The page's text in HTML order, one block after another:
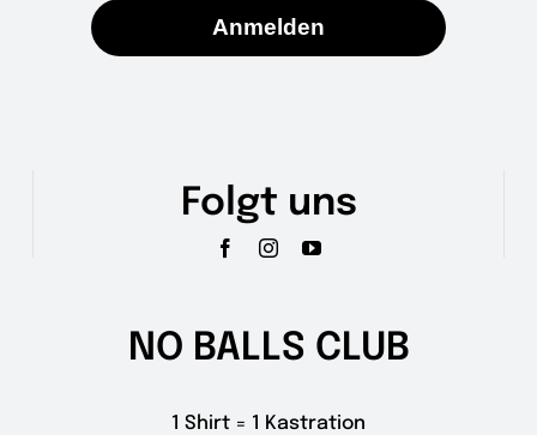
Anmelden
Folgt uns
NO BALLS CLUB
1 Shirt = 1 Kastration